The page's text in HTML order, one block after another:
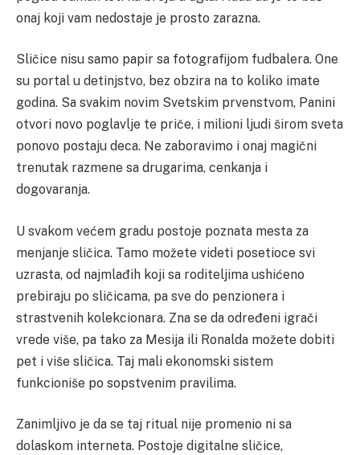
onaj koji vam nedostaje je prosto zarazna.
Sličice nisu samo papir sa fotografijom fudbalera. One
su portal u detinjstvo, bez obzira na to koliko imate
godina. Sa svakim novim Svetskim prvenstvom, Panini
otvori novo poglavlje te priče, i milioni ljudi širom sveta
ponovo postaju deca. Ne zaboravimo i onaj magični
trenutak razmene sa drugarima, cenkanja i
dogovaranja.
U svakom većem gradu postoje poznata mesta za
menjanje sličica. Tamo možete videti posetioce svi
uzrasta, od najmlađih koji sa roditeljima ushićeno
prebiraju po sličicama, pa sve do penzionera i
strastvenih kolekcionara. Zna se da određeni igrači
vrede više, pa tako za Mesija ili Ronalda možete dobiti
pet i više sličica. Taj mali ekonomski sistem
funkcioniše po sopstvenim pravilima.
Zanimljivo je da se taj ritual nije promenio ni sa
dolaskom interneta. Postoje digitalne sličice,